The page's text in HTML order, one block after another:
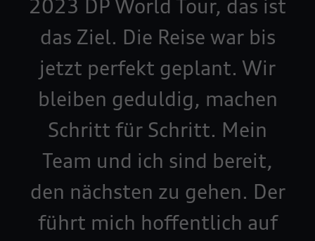
2023 DP World Tour, das ist
das Ziel. Die Reise war bis
jetzt perfekt geplant. Wir
bleiben geduldig, machen
Schritt für Schritt. Mein
Team und ich sind bereit,
den nächsten zu gehen. Der
führt mich hoffentlich auf